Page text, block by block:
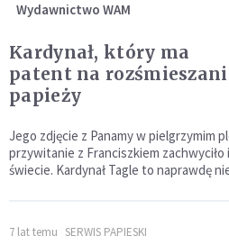
Wydawnictwo WAM
Kardynał, który ma
patent na
papieży
Jego zdjęcie z Panamy w pielgrzymim
przywitanie z Franciszkiem
świecie. Kardynał Tagle to naprawdę
7 lat temu SERWIS PAPIESKI